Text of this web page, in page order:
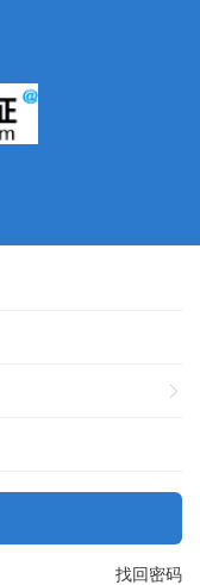
找回密码